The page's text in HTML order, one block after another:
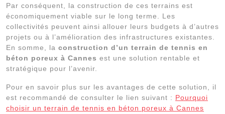
Par conséquent, la construction de ces terrains est
économiquement viable sur le long terme. Les
collectivités peuvent ainsi allouer leurs budgets à d’autres
projets ou à l’amélioration des infrastructures existantes.
En somme, la construction d’un terrain de tennis en
béton poreux à Cannes est une solution rentable et
stratégique pour l’avenir.
Pour en savoir plus sur les avantages de cette solution, il
est recommandé de consulter le lien suivant : Pourquoi
choisir un terrain de tennis en béton poreux à Cannes